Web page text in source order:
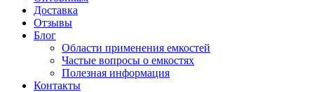
Доставка
Отзывы
Блог
Области применения емкостей
Частые вопросы о емкостях
Полезная информация
Контакты